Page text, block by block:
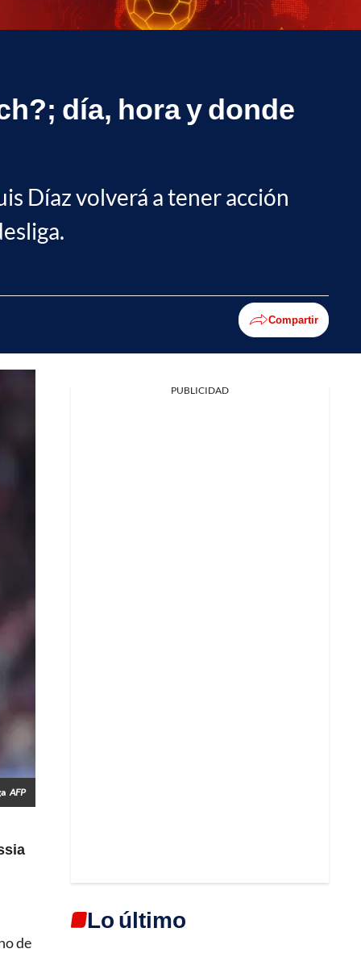
día, hora y donde
Díaz volverá a tener acción
Compartir
AFP
de
PUBLICIDAD
Lo último